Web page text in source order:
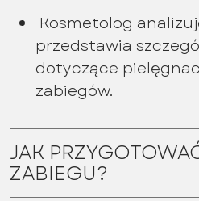
Kosmetolog
przedstawia
dotyczące
zabiegów.
JAK
ZABIEGU?